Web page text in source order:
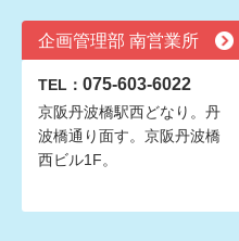
企画管理部 南営業所
TEL： 075-603-6022
京阪丹波橋駅西どなり。丹
波橋通り面す。京阪丹波橋
西ビル1F。